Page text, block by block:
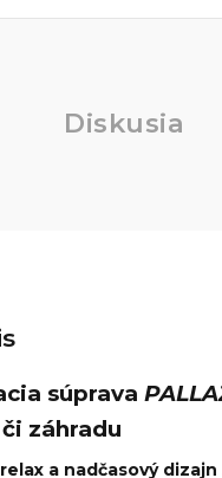
Diskusia
súprava
záhradu
a nadčasový dizajn